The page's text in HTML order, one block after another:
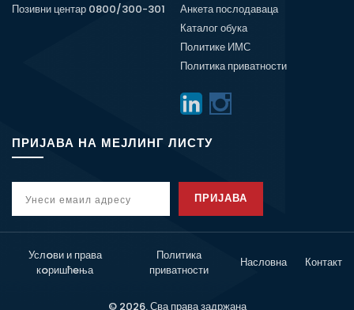
Позивни центар 0800/300-301
Анкета послодаваца
Каталог обука
Политике ИМС
Политика приватности
ПРИЈАВА НА МЕЈЛИНГ ЛИСТУ
ПРИЈАВА
Услoви и права
кoришћeња
Политика
приватности
Насловна Контакт
© 2026. Сва права задржана